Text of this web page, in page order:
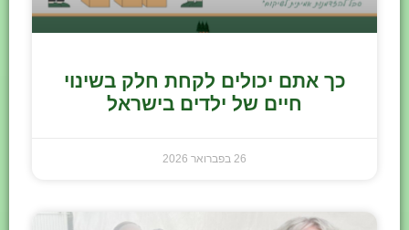
כך אתם יכולים לקחת חלק בשינוי
חיים של ילדים בישראל
26 בפברואר 2026